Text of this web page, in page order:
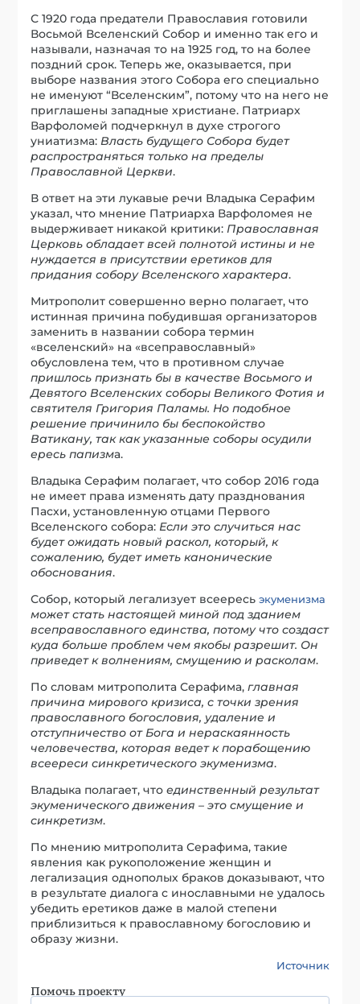
С 1920 года предатели Православия готовили
Восьмой Вселенский Собор и именно так его и
называли, назначая то на 1925 год, то на более
поздний срок. Теперь же, оказывается, при
выборе названия этого Собора его специально
не именуют “Вселенским”, потому что на него не
приглашены западные христиане. Патриарх
Варфоломей подчеркнул в духе строгого
униатизма:Власть будущего Собора будет
распространяться только на пределы
Православной Церкви.
В ответ на эти лукавые речи Владыка Серафим
указал, что мнение Патриарха Варфоломея не
выдерживает никакой критики: Православная
Церковь обладает всей полнотой истины и не
нуждается в присутствии еретиков для
придания собору Вселенского характера.
Митрополит совершенно верно полагает, что
истинная причина побудившая организаторов
заменить в названии собора термин
«вселенский» на «всеправославный»
обусловлена тем, что в противном случае
пришлось признать бы в качестве Восьмого и
Девятого Вселенских соборы Великого Фотия и
святителя Григория Паламы. Но подобное
решение причинило бы беспокойство
Ватикану, так как указанные соборы осудили
ересь папизма.
Владыка Серафим полагает, что собор 2016 года
не имеет права изменять дату празднования
Пасхи, установленную отцами Первого
Вселенского собора: Если это случиться нас
будет ожидать новый раскол, который, к
сожалению, будет иметь канонические
обоснования.
Собор, который легализует всеересьэкуменизма
может стать настоящей миной под зданием
всеправославного единства, потому что создаст
куда больше проблем чем якобы разрешит. Он
приведет к волнениям, смущению и расколам.
По словам митрополита Серафима,главная
причина мирового кризиса, с точки зрения
православного богословия, удаление и
отступничество от Бога и нераскаянность
человечества, которая ведет к порабощению
всеереси синкретического экуменизма.
Владыка полагает, чтоединственный результат
экуменического движения – это смущение и
синкретизм.
По мнению митрополита Серафима, такие
явления как рукоположение женщин и
легализация однополых браков доказывают, что
в результате диалога с инославными не удалось
убедить еретиков даже в малой степени
приблизиться к православному богословию и
образу жизни.
Источник
Помочь проекту